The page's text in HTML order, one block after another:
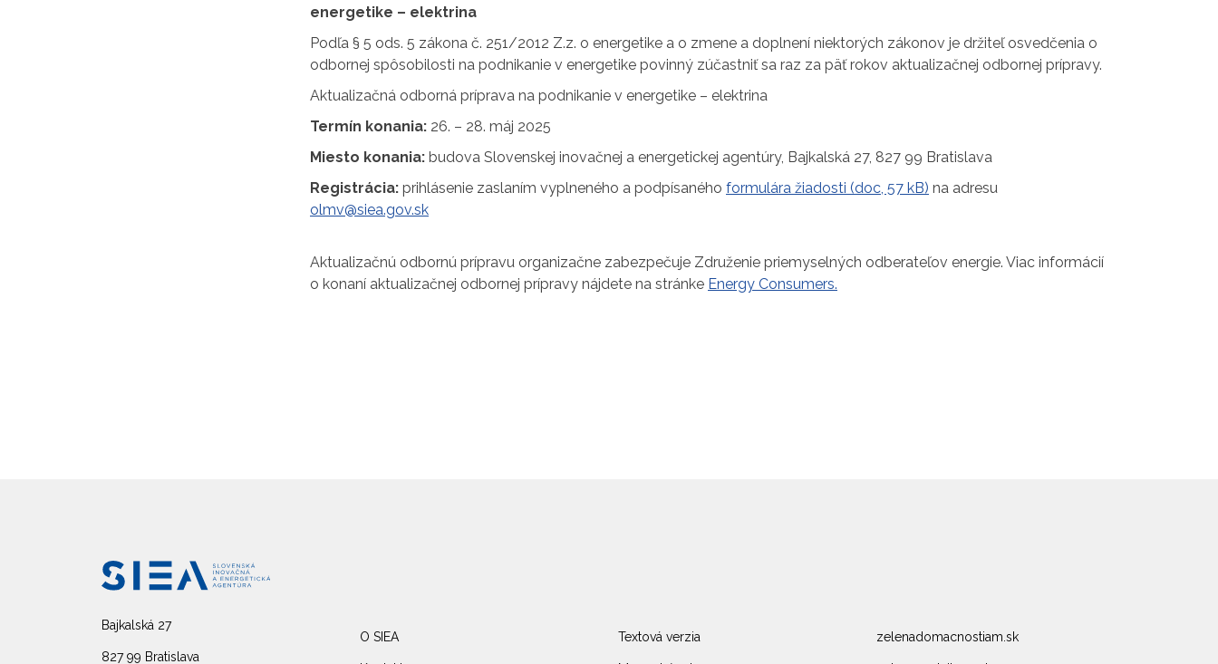
energetike – elektrina
Podľa § 5 ods. 5 zákona č. 251/2012 Z.z. o energetike a o zmene a doplnení niektorých zákonov je držiteľ osvedčenia o
odbornej spôsobilosti na podnikanie v energetike povinný zúčastniť sa raz za päť rokov aktualizačnej odbornej prípravy.
Aktualizačná odborná príprava na podnikanie v energetike – elektrina
Termín konania: 26. – 28. máj 2025
Miesto konania: budova Slovenskej inovačnej a energetickej agentúry, Bajkalská 27, 827 99 Bratislava
Registrácia: prihlásenie zaslaním vyplneného a podpísaného formulára žiadosti (doc, 57 kB) na adresu
olmv@siea.gov.sk
Aktualizačnú odbornú prípravu organizačne zabezpečuje Združenie priemyselných odberateľov energie. Viac informácií
o konaní aktualizačnej odbornej prípravy nájdete na stránke Energy Consumers.
Bajkalská 27
827 99 Bratislava
O SIEA Textová verzia zelenadomacnostiam.sk